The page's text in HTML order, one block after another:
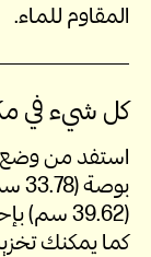
المقاوم للماء.
كل شيء في
(39.62
كما يمكنك